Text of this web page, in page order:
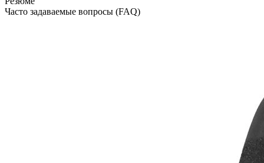
Часто задаваемые вопросы (FAQ)